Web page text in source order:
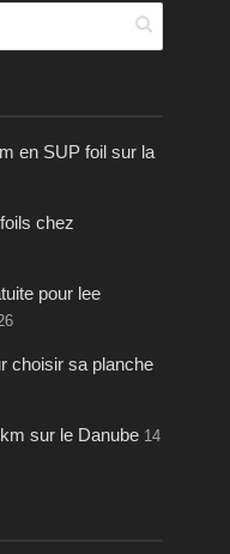
en SUP foil sur la
chez
pour lee
choisir sa planche
sur le Danube 14